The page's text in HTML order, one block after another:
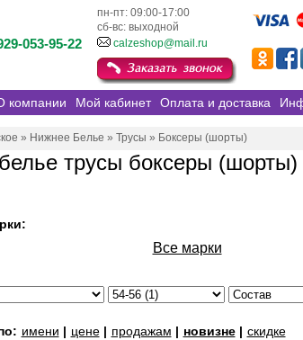
пн-пт: 09:00-17:00
сб-вс: выходной
053-95-22 calzeshop@mail.ru
компании Мой кабинет Оплата и доставка
» Нижнее Белье » Трусы » Боксеры (шорты)
трусы боксеры
Все марки
имени | цене| продажам | новизне| скидке